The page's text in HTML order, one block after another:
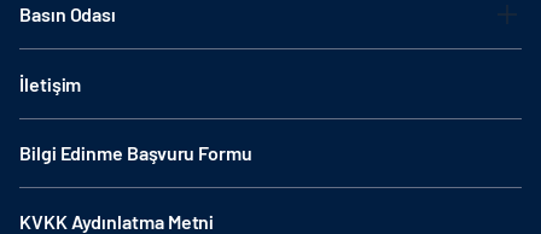
Basın Odası
İletişim
Bilgi Edinme Başvuru Formu
KVKK Aydınlatma Metni